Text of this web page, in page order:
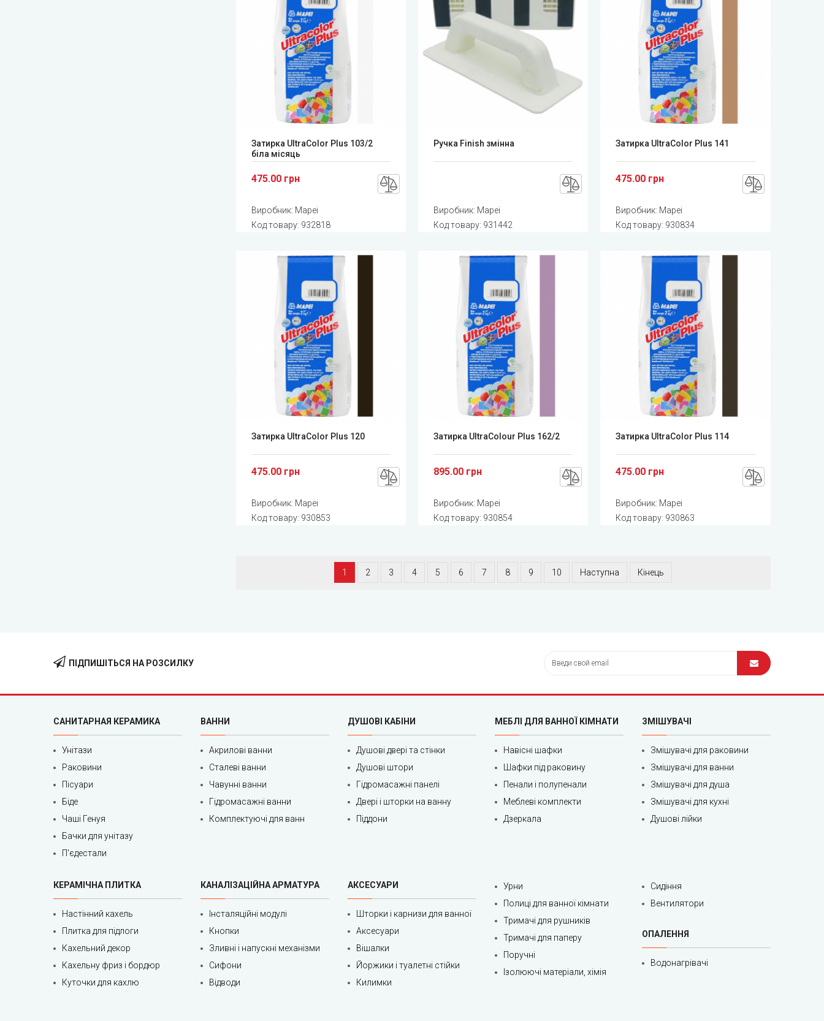
Затирка UltraColor Plus 103/2
біла місяць
475.00 грн
Виробник: Mapei
Код товару: 932818
Ручка Finish змінна
Виробник: Mapei
Код товару: 931442
Затирка UltraColor Plus 141
475.00 грн
Виробник: Mapei
Код товару: 930834
Затирка UltraColor Plus 120
475.00 грн
Виробник: Mapei
Код товару: 930853
Затирка UltraColour Plus 162/2
895.00 грн
Виробник: Mapei
Код товару: 930854
Затирка UltraColor Plus 114
475.00 грн
Виробник: Mapei
Код товару: 930863
1 2 3 4 5 6 7 8 9 10 Наступна Кінець
ПІДПИШІТЬСЯ НА РОЗСИЛКУ
САНИТАРНАЯ КЕРАМИКА
Унітази
Раковини
Пісуари
Біде
Чаші Генуя
Бачки для унітазу
П'єдестали
ВАННИ
Акрилові ванни
Сталеві ванни
Чавунні ванни
Гідромасажні ванни
Комплектуючі для ванн
ДУШОВІ КАБІНИ
Душові двері та стінки
Душові штори
Гідромасажні панелі
Двері і шторки на ванну
Піддони
МЕБЛІ ДЛЯ ВАННОЇ КІМНАТИ
Навісні шафки
Шафки під раковину
Пенали і полупенали
Меблеві комплекти
Дзеркала
ЗМІШУВАЧІ
Змішувачі для раковини
Змішувачі для ванни
Змішувачі для душа
Змішувачі для кухні
Душові лійки
КЕРАМІЧНА ПЛИТКА
Настінний кахель
Плитка для підлоги
Кахельний декор
Кахельну фриз і бордюр
Куточки для кахлю
КАНАЛІЗАЦІЙНА АРМАТУРА
Інсталяційні модулі
Кнопки
Зливні і напускні механізми
Сифони
Відводи
АКСЕСУАРИ
Шторки і карнизи для ванної
Аксесуари
Вішалки
Йоржики і туалетні стійки
Килимки
Урни
Полиці для ванної кімнати
Тримачі для рушників
Тримачі для паперу
Поручні
Ізолюючі матеріали, хімія
Сидіння
Вентилятори
ОПАЛЕННЯ
Водонагрівачі